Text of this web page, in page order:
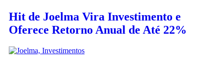
Hit de Joelma Vira Investimento e
Oferece Retorno Anual de Até 22%